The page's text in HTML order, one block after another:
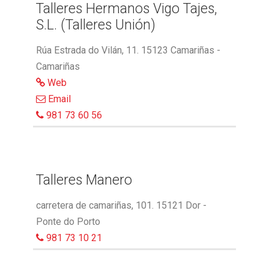
Talleres Hermanos Vigo Tajes,
S.L. (Talleres Unión)
Rúa Estrada do Vilán, 11. 15123 Camariñas -
Camariñas
Web
Email
981 73 60 56
Talleres Manero
carretera de camariñas, 101. 15121 Dor -
Ponte do Porto
981 73 10 21